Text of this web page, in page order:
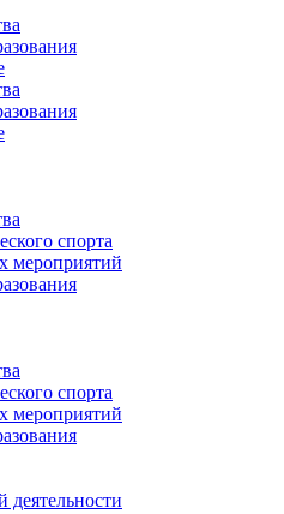
спорта
мероприятий
спорта
мероприятий
деятельности